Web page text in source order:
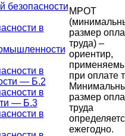
в
в
— Б.2
в
— Б.3
в
МРОТ
размер
труда) –
ориентир,
при оплате
размер
труда
ежегодно.